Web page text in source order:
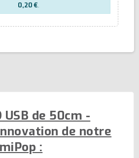
0,20 €.
USB de 50cm -
de notre
: